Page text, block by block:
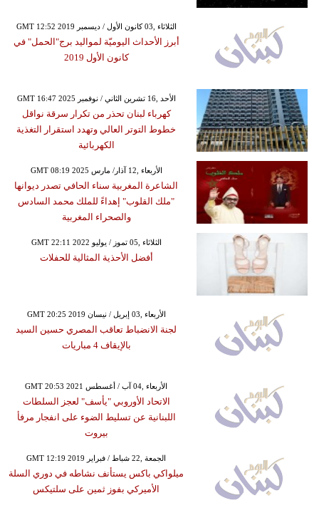
GMT 12:52 2019 الثلاثاء ,03 كانون الأول / ديسمبر
أبرز الأحداث اليوميّة لمواليد برج"الحمل" في
كانون الأول 2019
GMT 16:47 2025 الأحد ,16 تشرين الثاني / نوفمبر
كهرباء لبنان تحذر من تكرار سرقة نواقل
خطوط التوتر العالي وتهدد استقرار التغذية
الكهربائية
GMT 08:19 2025 الأربعاء ,12 آذار/ مارس
الشاعرة المغربية سناء الحافي تصدر ديوانها
"ملك القلوب" إهداءً للملك محمد السادس
والصحراء المغربية
GMT 22:11 2022 الثلاثاء ,05 تموز / يوليو
أفضل الأحذية المثالية للحفلات
GMT 20:25 2019 الأربعاء ,03 إبريل / نيسان
لجنة الانضباط تعاقب المصري حسين السيد
بالإيقاف 4 مباريات
GMT 20:53 2021 الأربعاء ,04 آب / أغسطس
الاتحاد الأوروبي "يأسف" لعجز السلطات
اللبنانية عن تسليط الضوء على انفجار مرفأ
بيروت
GMT 12:19 2019 الجمعة ,22 شباط / فبراير
ميلواكي باكس يستأنف نشاطه في دوري السلة
الأميركي بفوز ثمين على سلتيكس